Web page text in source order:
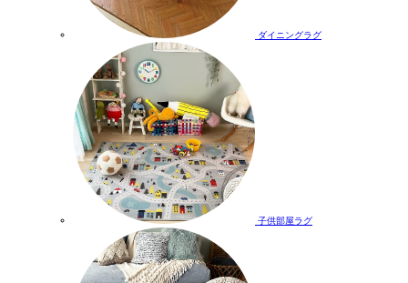
ダイニングラグ
子供部屋ラグ